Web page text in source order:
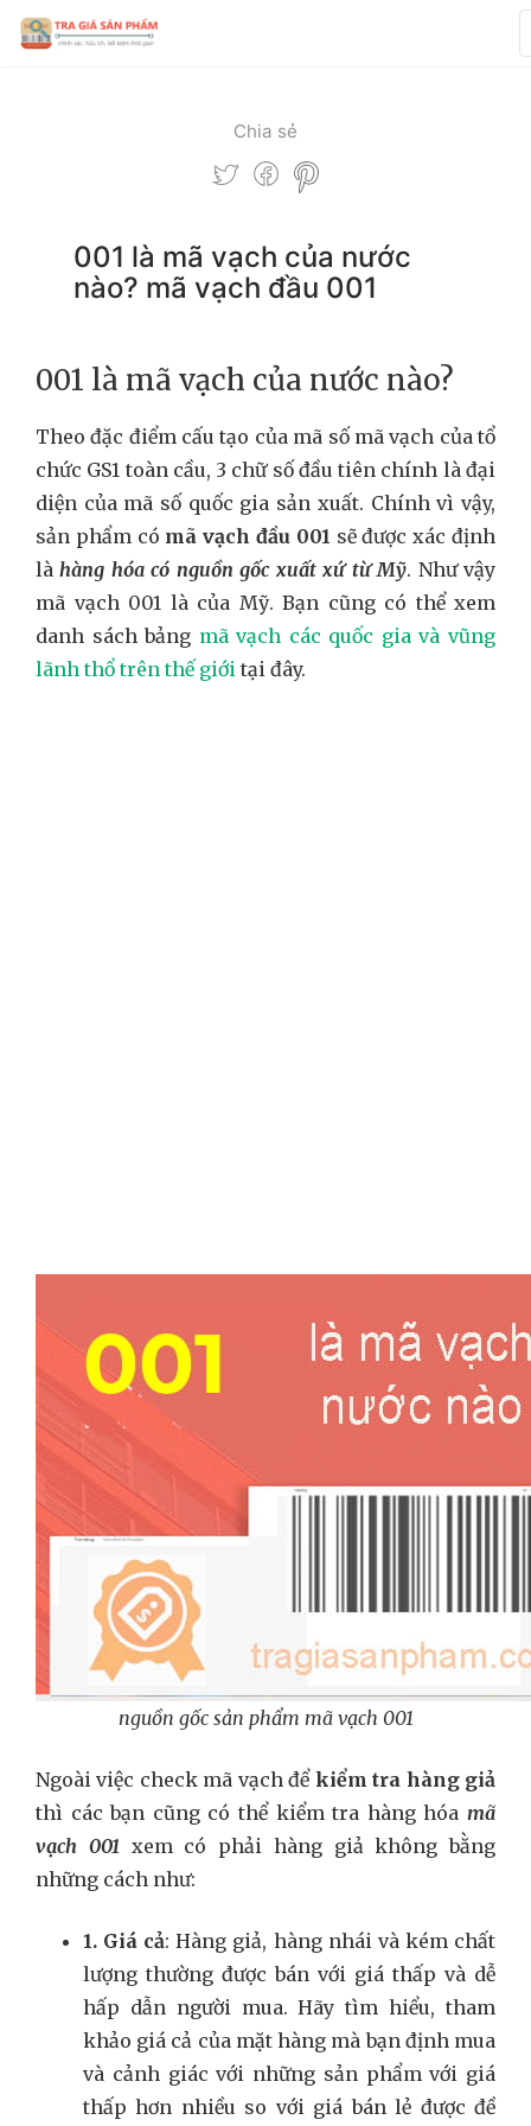
Chia sẻ
001 là mã vạch của nước
nào? mã vạch đầu 001
001 là mã vạch của nước nào?
Theo đặc điểm cấu tạo của mã số mã vạch của tổ
chức GS1 toàn cầu, 3 chữ số đầu tiên chính là đại
diện của mã số quốc gia sản xuất. Chính vì vậy,
sản phẩm có mã vạch đầu 001 sẽ được xác định
làhàng hóa có nguồn gốc xuất xứ từ Mỹ. Như vậy
mã vạch 001 là của Mỹ. Bạn cũng có thể xem
danh sách bảng mã vạch các quốc gia và vũng
lãnh thổ trên thế giới tại đây.
nguồn gốc sản phẩm mã vạch 001
Ngoài việc check mã vạch để kiểm tra hàng giả
thì các bạn cũng có thể kiểm tra hàng hóa mã
vạch 001 xem có phải hàng giả không bằng
những cách như:
1. Giá cả: Hàng giả, hàng nhái và kém chất
lượng thường được bán với giá thấp và dễ
hấp dẫn người mua. Hãy tìm hiểu, tham
khảo giá cả của mặt hàng mà bạn định mua
và cảnh giác với những sản phẩm với giá
thấp hơn nhiều so với giá bán lẻ được đề